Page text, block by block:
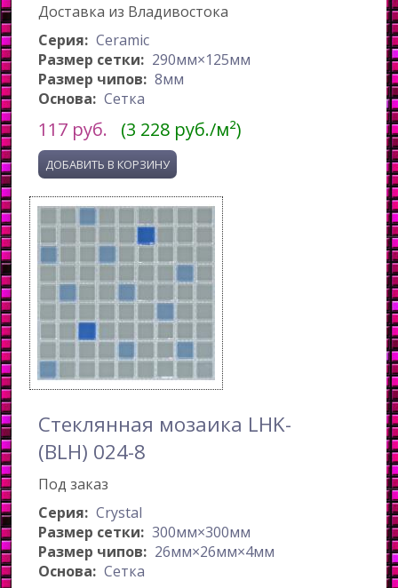
Доставка из Владивостока
Серия: Ceramic
Размер сетки: 290мм×125мм
Размер чипов: 8мм
Основа: Сетка
117 руб. (3 228 руб./м²)
Стеклянная мозаика LHK-
(BLH) 024-8
Под заказ
Серия: Crystal
Размер сетки: 300мм×300мм
Размер чипов: 26мм×26мм×4мм
Основа: Сетка